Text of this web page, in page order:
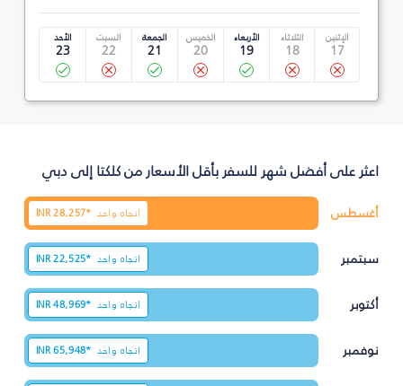
الإثنين
17
الثلاثاء
18
الأربعاء
19
الخميس
20
الجمعة
21
السبت
22
الأحد
23
اعثر على أفضل شهر للسفر بأقل الأسعار من كلكتا إلى دبي
أغسطس اتجاه واحد INR28,257*
سبتمبر اتجاه واحد INR22,525*
أكتوبر اتجاه واحد INR48,969*
نوفمبر اتجاه واحد INR65,948*